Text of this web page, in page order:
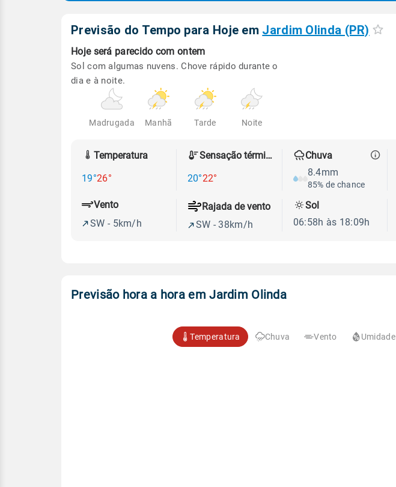
Previsão do Tempo para Hoje em Jardim Olinda (PR)
Hoje será parecido com ontem
Sol com algumas nuvens. Chove rápido durante o
dia e à noite.
Madrugada Manhã Tarde Noite
Temperatura
19°26°
Sensação térmica
20°22°
Chuva
8.4mm
85% de chance
Vento
SW - 5km/h
Rajada de vento
SW - 38km/h
Sol
06:58h às 18:09h
Previsão hora a hora em Jardim Olinda
Temperatura Chuva Vento Umidade